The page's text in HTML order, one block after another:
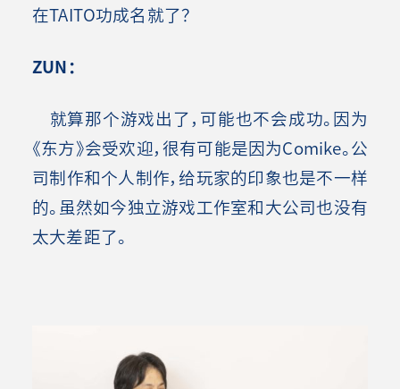
在TAITO功成名就了？
ZUN：
就算那个游戏出了，可能也不会成功。因为
《东方》会受欢迎，很有可能是因为Comike。公
司制作和个人制作，给玩家的印象也是不一样
的。虽然如今独立游戏工作室和大公司也没有
太大差距了。